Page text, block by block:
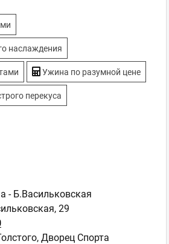
наслаждения
Ужина по разумной цене
перекуса
- Б.Васильковская
29
Дворец Спорта